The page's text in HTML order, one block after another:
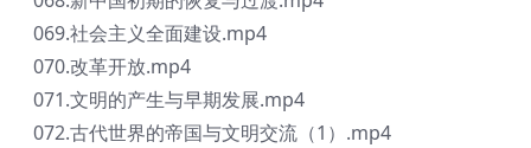
069.社会主义全面建设.mp4
070.改革开放.mp4
071.文明的产生与早期发展.mp4
072.古代世界的帝国与文明交流（1）.mp4